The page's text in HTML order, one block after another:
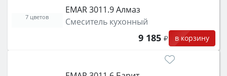
функции (конвекция, гриль, самоочистка,
защита от детей).
EMAR 3011.9 Алмаз
Смеситель кухонный
9 185 в корзину
7 цветов